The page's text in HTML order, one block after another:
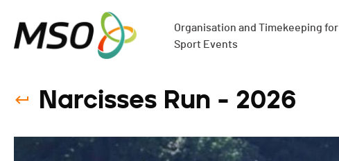
Organisation and Timekeeping for
Sport Events
Narcisses Run - 2026